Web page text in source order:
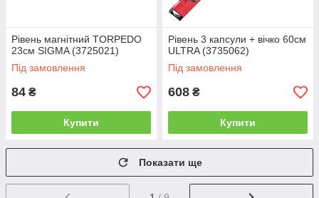
Рівень магнітний TORPEDO
23см SIGMA (3725021)
Під замовлення
84 ₴
Купити
Рівень 3 капсули + вічко 60см
ULTRA (3735062)
Під замовлення
608 ₴
Купити
Показати ще